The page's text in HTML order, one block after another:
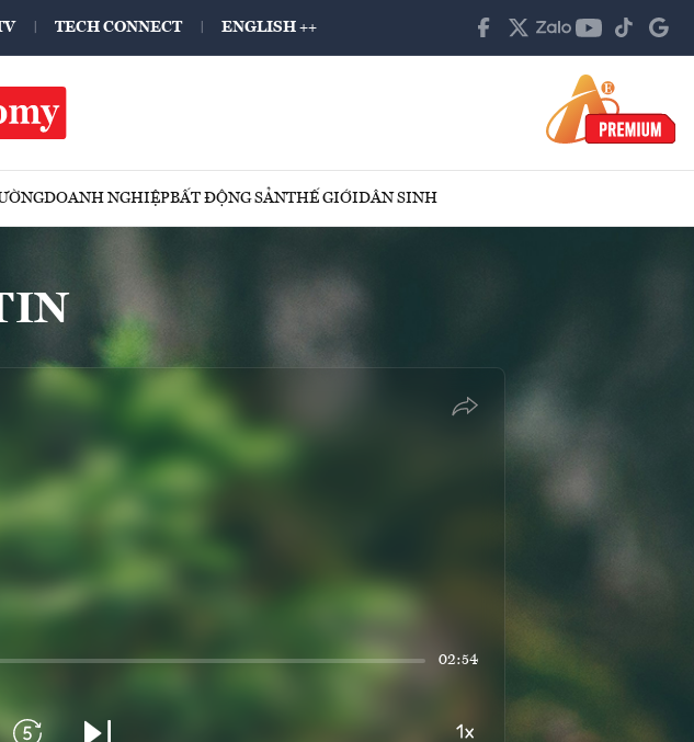
TECH CONNECT ENGLISH ++
DOANH NGHIỆPBẤT ĐỘNG SẢNTHẾ GIỚIDÂN SINH
02:54